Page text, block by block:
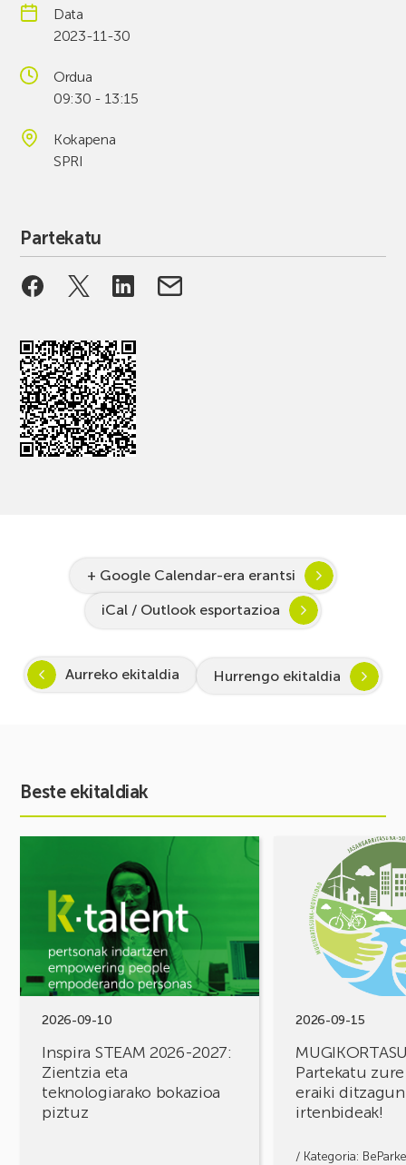
Data
2023-11-30
Ordua
09:30 - 13:15
Kokapena
SPRI
Partekatu
+ Google Calendar-era erantsi
iCal / Outlook esportazioa
Aurreko ekitaldia Hurrengo ekitaldia
Beste ekitaldiak
2026-09-10
Inspira STEAM 2026-2027:
Zientzia eta
teknologiarako bokazioa
piztuz
STEAM
Zientzia
eta
teknologiarako
bokazioa
2026-09-15
Partekatu
eraiki ditzagun
irtenbideak!
/ Kategoria:
MUGIKORTASUN
FOROA
Partekatu
erronkak,
irtenbideak!